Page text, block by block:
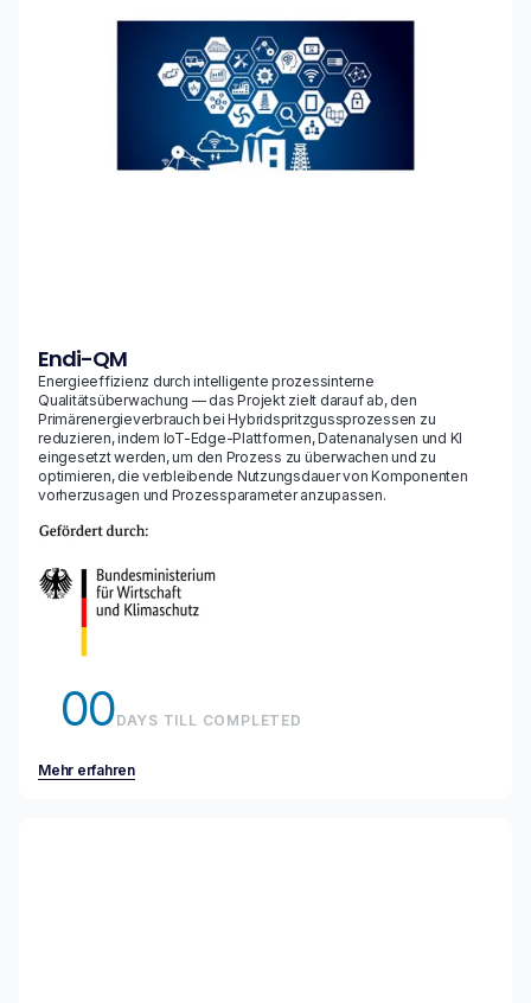
Endi-QM
Energieeffizienz durch intelligente prozessinterne
Qualitätsüberwachung — das Projekt zielt darauf ab, den
Primärenergieverbrauch bei Hybridspritzgussprozessen zu
reduzieren, indem IoT-Edge-Plattformen, Datenanalysen und KI
eingesetzt werden, um den Prozess zu überwachen und zu
optimieren, die verbleibende Nutzungsdauer von Komponenten
vorherzusagen und Prozessparameter anzupassen.
00DAYS TILL COMPLETED
Mehr erfahren